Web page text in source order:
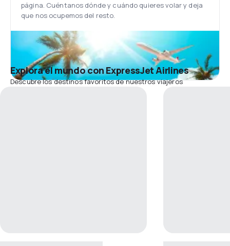
página. Cuéntanos dónde y cuándo quieres volar y deja
que nos ocupemos del resto.
Explora el mundo con ExpressJet Airlines
Descubre los destinos favoritos de nuestros viajeros